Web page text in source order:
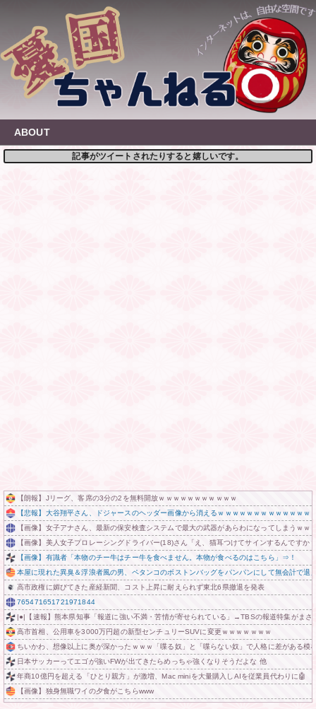
content
ABOUT
記事がツイートされたりすると嬉しいです。
【朗報】Jリーグ、客席の3分の2を無料開放ｗｗｗｗｗｗｗｗｗｗｗ
【悲報】大谷翔平さん、ドジャースのヘッダー画像から消えるｗｗｗｗｗｗｗｗｗｗｗｗｗ
【画像】女子アナさん、最新の保安検査システムで最大の武器があらわになってしまうｗｗ
【画像】美人女子プロレーシングドライバー(18)さん「え、猫耳つけてサインするんですか
【画像】有識者「本物のチー牛はチー牛を食べません。本物が食べるのはこちら」⇒！
本屋に現れた異臭＆浮浪者風の男、ペタンコのボストンバッグをパンパンにして無会計で
高市政権に媚びてきた産経新聞、コスト上昇に耐えられず東北6県撤退を発表
765471651721971844
|●|【速報】熊本県知事「報道に強い不満・苦情が寄せられている」→TBSの報道特集がまさ
高市首相、公用車を3000万円超の新型センチュリーSUVに変更ｗｗｗｗｗｗｗ
ちいかわ、想像以上に奥が深かったｗｗｗ「喋る奴」と「喋らない奴」で人格に差がある模
日本サッカーってエゴが強いFWが出てきたらめっちゃ強くなりそうだよな 他
年商10億円を超える「ひとり親方」が激増、Mac miniを大量購入しAIを従業員代わりに🤖
【画像】独身無職ワイの夕食がこちらwww